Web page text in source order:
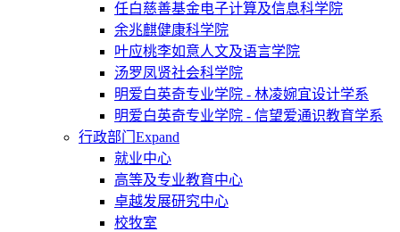
任白慈善基金电子计算及信息科学院
余兆麒健康科学院
叶应桃李如意人文及语言学院
汤罗凤贤社会科学院
明爱白英奇专业学院 - 林凌婉宜设计学系
明爱白英奇专业学院 - 信望爱通识教育学系
行政部门 Expand
就业中心
高等及专业教育中心
卓越发展研究中心
校牧室